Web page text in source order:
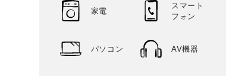
家電
スマート
フォン
パソコン AV機器